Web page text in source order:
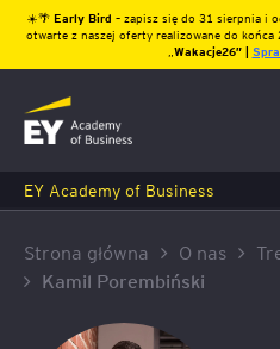
☀️🌴 Early Bird – zapisz się do 31 sierpnia i
otwarte z naszej oferty realizowane do
Wakacje26″ |
EY Academy of Business
Strona główna O nas
Kamil Porembiński